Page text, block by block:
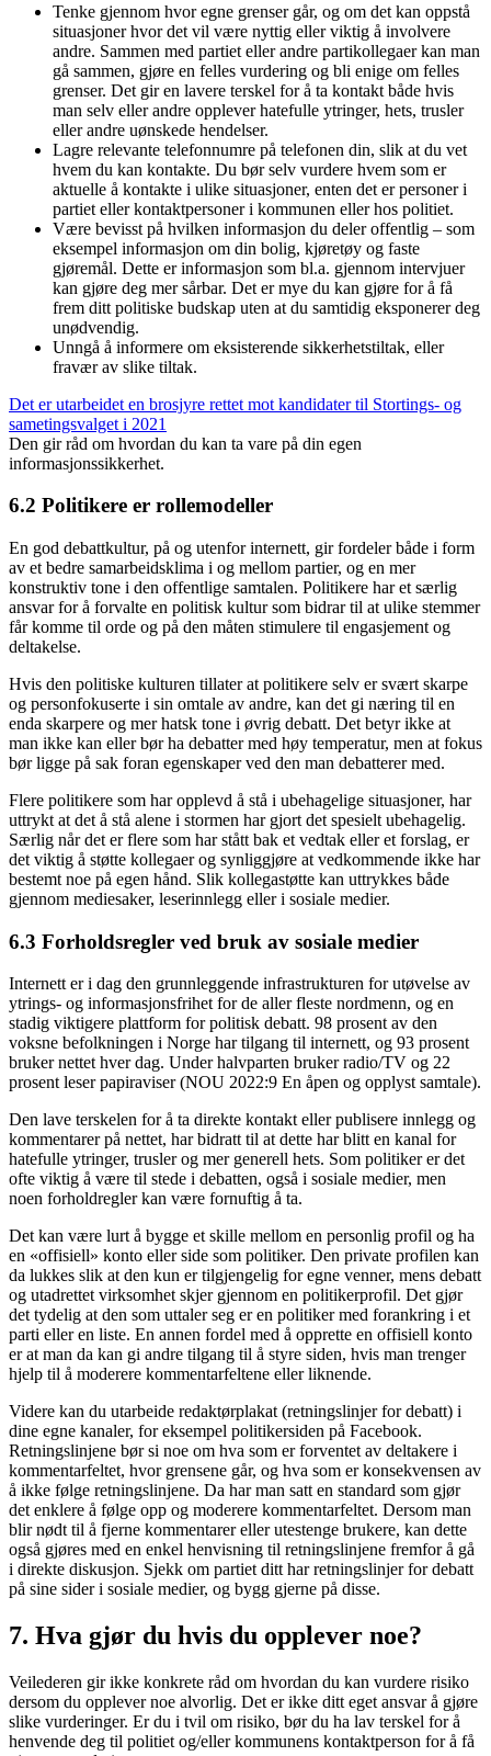
Tenke gjennom hvor egne grenser går, og om det kan oppstå
situasjoner hvor det vil være nyttig eller viktig å involvere
andre. Sammen med partiet eller andre partikollegaer kan man
gå sammen, gjøre en felles vurdering og bli enige om felles
grenser. Det gir en lavere terskel for å ta kontakt både hvis
man selv eller andre opplever hatefulle ytringer, hets, trusler
eller andre uønskede hendelser.
Lagre relevante telefonnumre på telefonen din, slik at du vet
hvem du kan kontakte. Du bør selv vurdere hvem som er
aktuelle å kontakte i ulike situasjoner, enten det er personer i
partiet eller kontaktpersoner i kommunen eller hos politiet.
Være bevisst på hvilken informasjon du deler offentlig – som
eksempel informasjon om din bolig, kjøretøy og faste
gjøremål. Dette er informasjon som bl.a. gjennom intervjuer
kan gjøre deg mer sårbar. Det er mye du kan gjøre for å få
frem ditt politiske budskap uten at du samtidig eksponerer deg
unødvendig.
Unngå å informere om eksisterende sikkerhetstiltak, eller
fravær av slike tiltak.
Det er utarbeidet en brosjyre rettet mot kandidater til Stortings- og
sametingsvalget i 2021
Den gir råd om hvordan du kan ta vare på din egen
informasjonssikkerhet.
6.2 Politikere er rollemodeller
En god debattkultur, på og utenfor internett, gir fordeler både i form
av et bedre samarbeidsklima i og mellom partier, og en mer
konstruktiv tone i den offentlige samtalen. Politikere har et særlig
ansvar for å forvalte en politisk kultur som bidrar til at ulike stemmer
får komme til orde og på den måten stimulere til engasjement og
deltakelse.
Hvis den politiske kulturen tillater at politikere selv er svært skarpe
og personfokuserte i sin omtale av andre, kan det gi næring til en
enda skarpere og mer hatsk tone i øvrig debatt. Det betyr ikke at
man ikke kan eller bør ha debatter med høy temperatur, men at fokus
bør ligge på sak foran egenskaper ved den man debatterer med.
Flere politikere som har opplevd å stå i ubehagelige situasjoner, har
uttrykt at det å stå alene i stormen har gjort det spesielt ubehagelig.
Særlig når det er flere som har stått bak et vedtak eller et forslag, er
det viktig å støtte kollegaer og synliggjøre at vedkommende ikke har
bestemt noe på egen hånd. Slik kollegastøtte kan uttrykkes både
gjennom mediesaker, leserinnlegg eller i sosiale medier.
6.3 Forholdsregler ved bruk av sosiale medier
Internett er i dag den grunnleggende infrastrukturen for utøvelse av
ytrings- og informasjonsfrihet for de aller fleste nordmenn, og en
stadig viktigere plattform for politisk debatt. 98 prosent av den
voksne befolkningen i Norge har tilgang til internett, og 93 prosent
bruker nettet hver dag. Under halvparten bruker radio/TV og 22
prosent leser papiraviser (NOU 2022:9 En åpen og opplyst samtale).
Den lave terskelen for å ta direkte kontakt eller publisere innlegg og
kommentarer på nettet, har bidratt til at dette har blitt en kanal for
hatefulle ytringer, trusler og mer generell hets. Som politiker er det
ofte viktig å være til stede i debatten, også i sosiale medier, men
noen forholdregler kan være fornuftig å ta.
Det kan være lurt å bygge et skille mellom en personlig profil og ha
en «offisiell» konto eller side som politiker. Den private profilen kan
da lukkes slik at den kun er tilgjengelig for egne venner, mens debatt
og utadrettet virksomhet skjer gjennom en politikerprofil. Det gjør
det tydelig at den som uttaler seg er en politiker med forankring i et
parti eller en liste. En annen fordel med å opprette en offisiell konto
er at man da kan gi andre tilgang til å styre siden, hvis man trenger
hjelp til å moderere kommentarfeltene eller liknende.
Videre kan du utarbeide redaktørplakat (retningslinjer for debatt) i
dine egne kanaler, for eksempel politikersiden på Facebook.
Retningslinjene bør si noe om hva som er forventet av deltakere i
kommentarfeltet, hvor grensene går, og hva som er konsekvensen av
å ikke følge retningslinjene. Da har man satt en standard som gjør
det enklere å følge opp og moderere kommentarfeltet. Dersom man
blir nødt til å fjerne kommentarer eller utestenge brukere, kan dette
også gjøres med en enkel henvisning til retningslinjene fremfor å gå
i direkte diskusjon. Sjekk om partiet ditt har retningslinjer for debatt
på sine sider i sosiale medier, og bygg gjerne på disse.
7. Hva gjør du hvis du opplever noe?
Veilederen gir ikke konkrete råd om hvordan du kan vurdere risiko
dersom du opplever noe alvorlig. Det er ikke ditt eget ansvar å gjøre
slike vurderinger. Er du i tvil om risiko, bør du ha lav terskel for å
henvende deg til politiet og/eller kommunens kontaktperson for å få